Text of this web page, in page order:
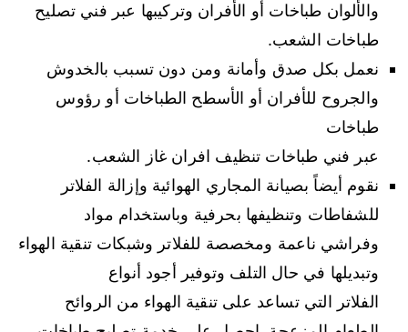
والألوان طباخات أو الأفران وتركيبها عبر فني تصليح
طباخات الشعب.
نعمل بكل صدق وأمانة ومن دون تسبب بالخدوش
والجروح للأفران أو الأسطح الطباخات أو رؤوس
طباخات
عبر فني طباخات تنظيف افران غاز الشعب.
نقوم أيضاً بصيانة المجاري الهوائية وإزالة الفلاتر
للشفاطات وتنظيفها بحرفية وباستخدام مواد
وفراشي ناعمة ومخصصة للفلاتر وشبكات تنقية الهواء
وتبديلها في حال التلف وتوفير أجود أنواع
الفلاتر التي تساعد على تنقية الهواء من الروائح